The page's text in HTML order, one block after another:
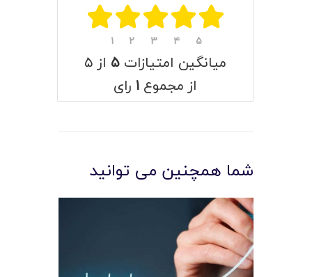
۱ ۲ ۳ ۴ ۵
میانگین امتیازات ۵ از ۵
از مجموع ۱ رای
شما همچنین می توانید